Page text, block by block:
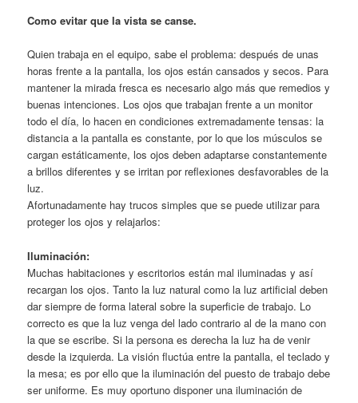
Como evitar que la vista se canse.
Quien trabaja en el equipo, sabe el problema: después de unas
horas frente a la pantalla, los ojos están cansados y secos. Para
mantener la mirada fresca es necesario algo más que remedios y
buenas intenciones. Los ojos que trabajan frente a un monitor
todo el día, lo hacen en condiciones extremadamente tensas: la
distancia a la pantalla es constante, por lo que los músculos se
cargan estáticamente, los ojos deben adaptarse constantemente
a brillos diferentes y se irritan por reflexiones desfavorables de la
luz.
Afortunadamente hay trucos simples que se puede utilizar para
proteger los ojos y relajarlos:
Iluminación:
Muchas habitaciones y escritorios están mal iluminadas y así
recargan los ojos. Tanto la luz natural como la luz artificial deben
dar siempre de forma lateral sobre la superficie de trabajo. Lo
correcto es que la luz venga del lado contrario al de la mano con
la que se escribe. Si la persona es derecha la luz ha de venir
desde la izquierda. La visión fluctúa entre la pantalla, el teclado y
la mesa; es por ello que la iluminación del puesto de trabajo debe
ser uniforme. Es muy oportuno disponer una iluminación de